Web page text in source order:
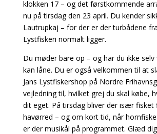
klokken 17 – og det førstkommende
nu på tirsdag den 23 april. Du kender
Lautrupkaj – for der er der turbådene
Lystfiskeri normalt ligger.
Du møder bare op – og har du ikke selv
kan låne. Du er også velkommen til at
Jans Lystfiskershop på Nordre
vejledning til, hvilket grej du skal købe,
dit eget. På tirsdag bliver der især fisket
havørred – og om kort tid, når
er der musikål på programmet. Glæd